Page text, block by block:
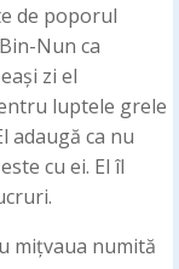
de poporul
Nun ca
zi el
luptele grele
adaugă ca nu
cu ei. El îl
mițvaua numită